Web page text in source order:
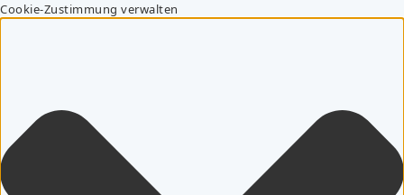
Cookie-Zustimmung verwalten